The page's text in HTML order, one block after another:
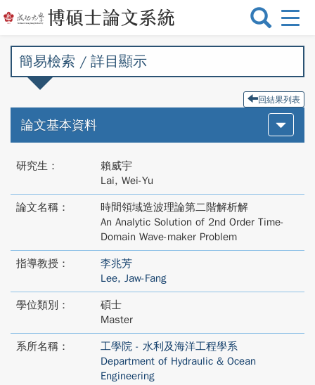
選
切
簡易檢索 / 詳目顯示
回結果列表
論文基本資料
研究生：
賴威宇
Lai, Wei-Yu
論文名稱：
時間領域造波理論第二階解析解
An Analytic Solution of 2nd Order Time-
Domain Wave-maker Problem
指導教授：
李兆芳
Lee, Jaw-Fang
學位類別：
碩士
Master
系所名稱：
工學院 - 水利及海洋工程學系
Department of Hydraulic & Ocean
Engineering